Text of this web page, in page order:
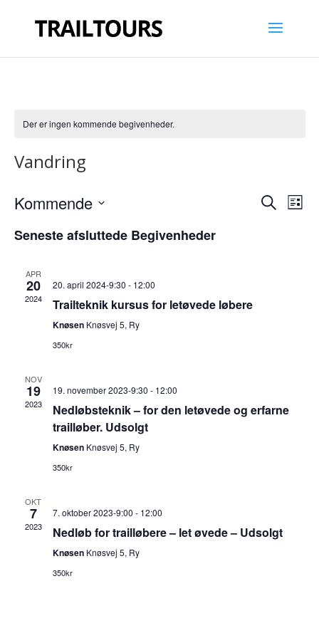
Der er ingen kommende begivenheder.
Vandring
Søg
Liste
Kommende
dato.
Seneste afsluttede Begivenheder
APR
20
2024
20. april 2024-9:30 - 12:00
Trailteknik kursus for letøvede løbere
Knøsen Knøsvej 5, Ry
350kr
NOV
19
2023
19. november 2023-9:30 - 12:00
Nedløbsteknik – for den letøvede og erfarne
trailløber. Udsolgt
Knøsen Knøsvej 5, Ry
350kr
OKT
7
2023
7. oktober 2023-9:00 - 12:00
Nedløb for trailløbere – let øvede – Udsolgt
Knøsen Knøsvej 5, Ry
350kr